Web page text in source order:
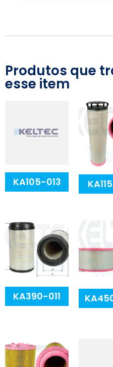
Produtos que
esse item
KA105-013
KA390-011